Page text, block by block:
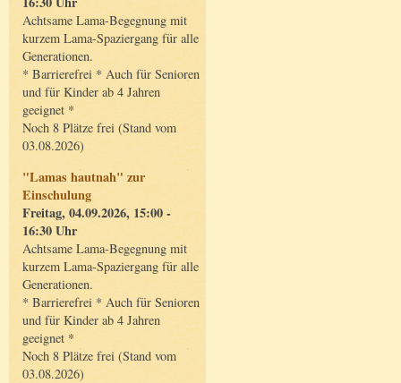
Achtsame Lama-Begegnung mit
kurzem Lama-Spaziergang für alle
Generationen.
* Barrierefrei * Auch für Senioren
und für Kinder ab 4 Jahren
geeignet *
Noch 8 Plätze frei (Stand vom
03.08.2026)
"Lamas hautnah" zur
Einschulung
Freitag, 04.09.2026, 15:00 -
16:30 Uhr
Achtsame Lama-Begegnung mit
kurzem Lama-Spaziergang für alle
Generationen.
* Barrierefrei * Auch für Senioren
und für Kinder ab 4 Jahren
geeignet *
Noch 8 Plätze frei (Stand vom
03.08.2026)